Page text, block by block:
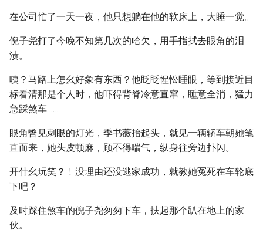
在公司忙了一天一夜，他只想躺在他的软床上，大睡一觉。
倪子尧打了今晚不知第几次的哈欠，用手指拭去眼角的泪
渍。
咦？马路上怎幺好象有东西？他眨眨惺忪睡眼，等到接近目
标看清那是个人时，他吓得背脊冷意直窜，睡意全消，猛力
急踩煞车……
眼角瞥见刺眼的灯光，季书薇抬起头，就见一辆轿车朝她笔
直而来，她头皮顿麻，顾不得喘气，纵身往旁边扑闪。
开什幺玩笑？﹗没理由还没逃家成功，就教她冤死在车轮底
下吧？
及时踩住煞车的倪子尧匆匆下车，扶起那个趴在地上的家
伙。